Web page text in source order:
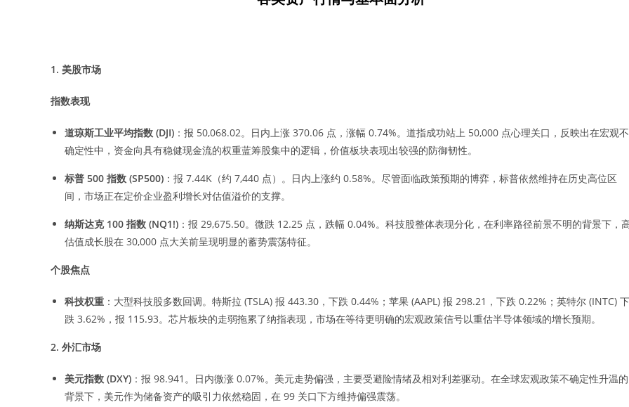
1. 美股市场
指数表现
道琼斯工业平均指数 (DJI) ：报 50,068.02。日内上涨 370.06 点，涨幅 0.74%。道指成功站上 50,000 点心理关口，反映出在宏观不
确定性中，资金向具有稳健现金流的权重蓝筹股集中的逻辑，价值板块表现出较强的防御韧性。
标普 500 指数 (SP500) ：报 7.44K（约 7,440 点）。日内上涨约 0.58%。尽管面临政策预期的博弈，标普依然维持在历史高位区
间，市场正在定价企业盈利增长对估值溢价的支撑。
纳斯达克100 指数 (NQ1!) ：报 29,675.50。微跌 12.25 点，跌幅 0.04%。科技股整体表现分化，在利率路径前景不明的背景下，
估值成长股在 30,000 点大关前呈现明显的蓄势震荡特征。
个股焦点
科技权重 ：大型科技股多数回调。特斯拉 (TSLA) 报 443.30，下跌 0.44%；苹果 (AAPL) 报 298.21，下跌 0.22%；英特尔 (INTC) 下
跌 3.62%，报 115.93。芯片板块的走弱拖累了纳指表现，市场在等待更明确的宏观政策信号以重估半导体领域的增长预期。
2. 外汇市场
美元指数 (DXY) ：报 98.941。日内微涨 0.07%。美元走势偏强，主要受避险情绪及相对利差驱动。在全球宏观政策不确定性升温的
背景下，美元作为储备资产的吸引力依然稳固，在 99 关口下方维持偏强震荡。